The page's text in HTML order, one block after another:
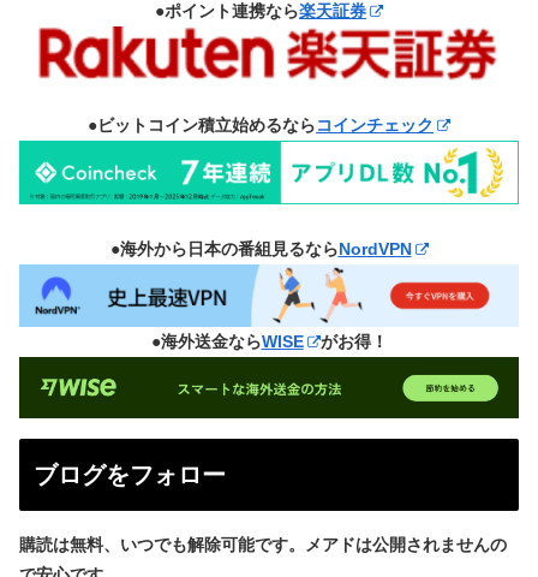
●ポイント連携なら楽天証券
●ビットコイン積立始めるならコインチェック
●海外から日本の番組見るならNordVPN
●海外送金ならWISE がお得！
ブログをフォロー
購読は無料、いつでも解除可能です。メアドは公開されませんの